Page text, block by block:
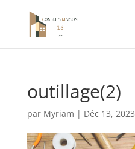
outillage(2)
par Myriam | Déc 13, 2023